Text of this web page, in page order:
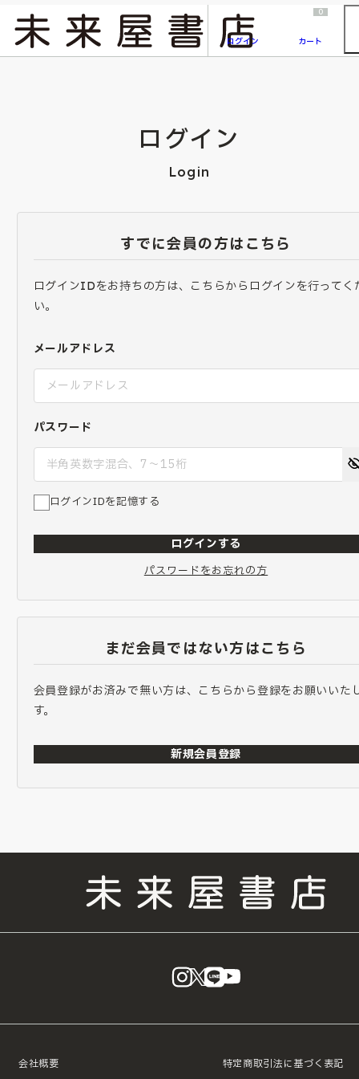
『ONE PIECE magazine 021 ONE PIECEカード付き同梱版』発売延期のご案内
ログイン
0
カート
ログイン
Login
すでに会員の方はこちら
ログインIDをお持ちの方は、こちらからログインを行ってく
い。
メールアドレス
パスワード
ログインIDを記憶する
ログインする
パスワードをお忘れの方
まだ会員ではない方はこちら
会員登録がお済みで無い方は、こちらから登録をお願いいた
す。
新規会員登録
instagram
X LINE
会社概要 特定商取引法に基づく表記